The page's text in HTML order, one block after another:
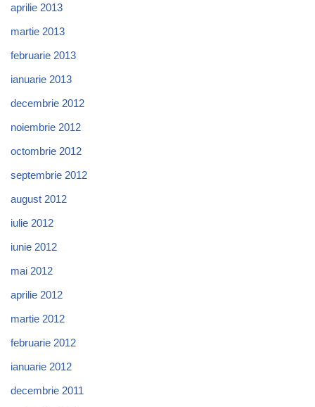
aprilie 2013
martie 2013
februarie 2013
ianuarie 2013
decembrie 2012
noiembrie 2012
octombrie 2012
septembrie 2012
august 2012
iulie 2012
iunie 2012
mai 2012
aprilie 2012
martie 2012
februarie 2012
ianuarie 2012
decembrie 2011